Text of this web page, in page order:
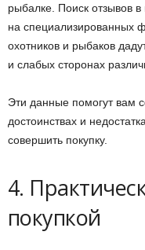
рыбалке. Поиск отзывов
на специализированных
охотников и рыбаков
и слабых сторонах
Эти данные помогут вам
достоинствах и
совершить покупку.
4.
покупкой